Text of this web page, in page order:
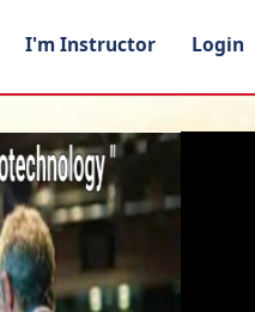
I'm Instructor Login